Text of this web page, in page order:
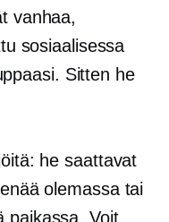
vanhaa,
sosiaalisessa
Sitten he
he saattavat
olemassa tai
paikassa. Voit